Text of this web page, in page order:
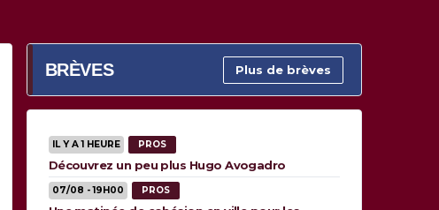
BRÈVES Plus de brèves
IL Y A 1 HEURE PROS
Découvrez un peu plus Hugo Avogadro
07/08 - 19H00 PROS